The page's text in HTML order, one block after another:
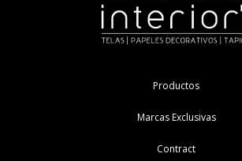
Productos
Marcas Exclusivas
Contract